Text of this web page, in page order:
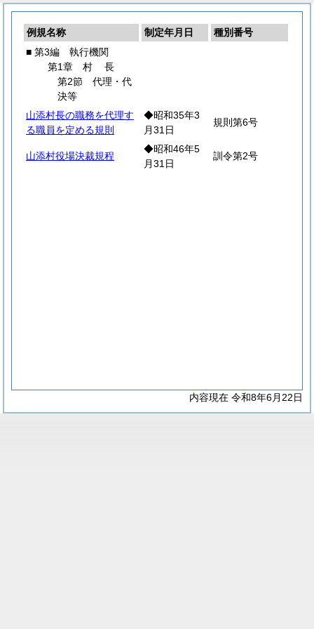
例規名称 制定年月日
種別番号
■ 第3編 執行機関
第1章 村長
第2節 代理・代
決等
山添村長の職務を代理す
る職員を定める規則
◆昭和35年3
月31日
規則第6号
山添村役場決裁規程
◆昭和46年5
月31日
訓令第2号
内容現在 令和8年6月22日